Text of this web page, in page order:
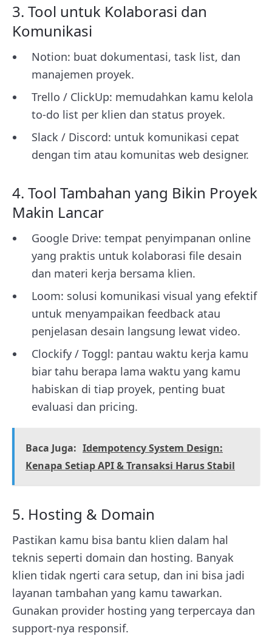
3. Tool untuk Kolaborasi dan
Komunikasi
Notion: buat dokumentasi, task list, dan
manajemen proyek.
Trello / ClickUp: memudahkan kamu kelola
to-do list per klien dan status proyek.
Slack / Discord: untuk komunikasi cepat
dengan tim atau komunitas web designer.
4. Tool Tambahan yang Bikin Proyek
Makin Lancar
Google Drive: tempat penyimpanan online
yang praktis untuk kolaborasi file desain
dan materi kerja bersama klien.
Loom: solusi komunikasi visual yang efektif
untuk menyampaikan feedback atau
penjelasan desain langsung lewat video.
Clockify / Toggl: pantau waktu kerja kamu
biar tahu berapa lama waktu yang kamu
habiskan di tiap proyek, penting buat
evaluasi dan pricing.
Baca Juga: Idempotency System Design:
Kenapa Setiap API & Transaksi Harus Stabil
5. Hosting & Domain
Pastikan kamu bisa bantu klien dalam hal
teknis seperti domain dan hosting. Banyak
klien tidak ngerti cara setup, dan ini bisa jadi
layanan tambahan yang kamu tawarkan.
Gunakan provider hosting yang terpercaya dan
support-nya responsif.